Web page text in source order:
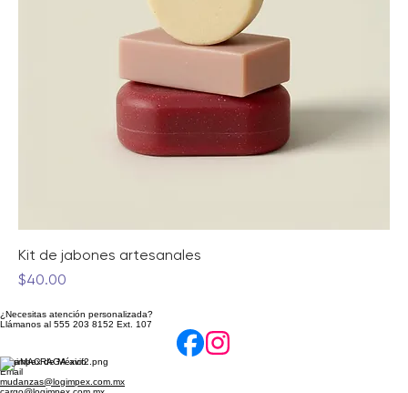
Kit de jabones artesanales
¿Necesitas atención personalizada?
Llámanos al 555 203 8152 Ext. 107